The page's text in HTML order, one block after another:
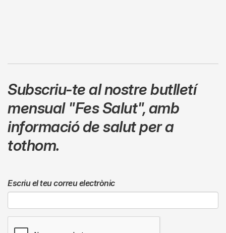
Subscriu-te al nostre butlletí
mensual "Fes Salut",amb
informació de salut per a
tothom.
Escriu el teu correu electrònic